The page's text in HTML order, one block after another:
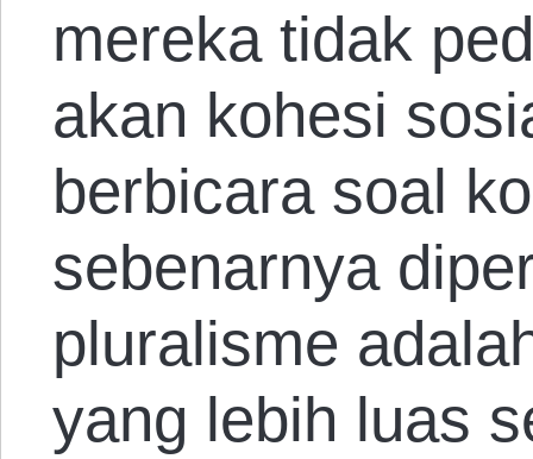
mereka tidak
akan kohesi
berbicara soal
sebenarnya
pluralisme
yang lebih luas